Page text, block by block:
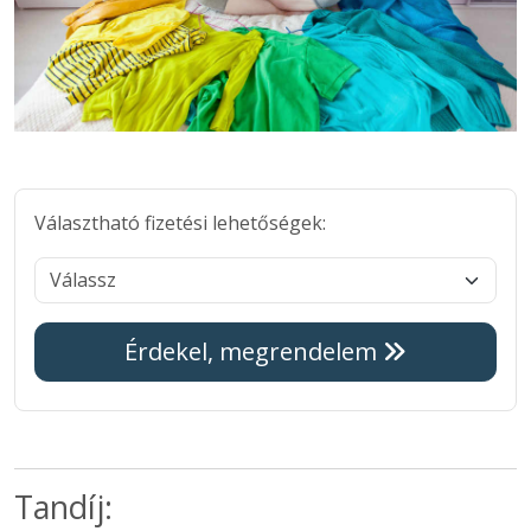
Választható fizetési lehetőségek:
Érdekel, megrendelem
Tandíj: